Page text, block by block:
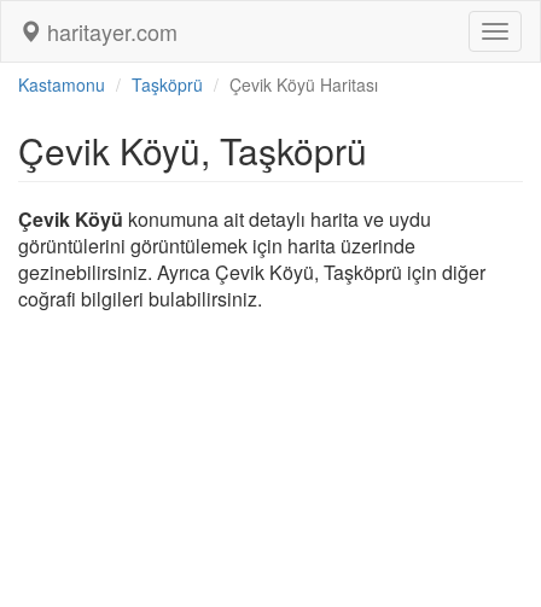
haritayer.com
Kastamonu Taşköprü Çevik Köyü Haritası
Çevik Köyü, Taşköprü
Çevik Köyü konumuna ait detaylı harita ve uydu
görüntülerini görüntülemek için harita üzerinde
gezinebilirsiniz. Ayrıca Çevik Köyü, Taşköprü için diğer
coğrafi bilgileri bulabilirsiniz.